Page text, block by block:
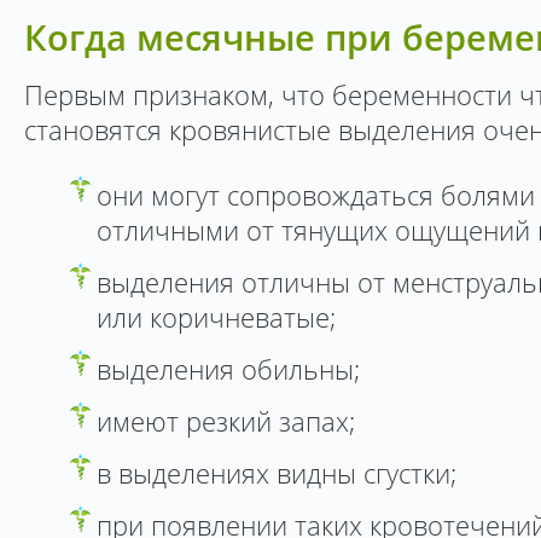
Когда месячные при
Первым признаком, что беременности
становятся кровянистые выделения
они могут сопровождаться
отличными от тянущих ощущений
выделения отличны от
или коричневатые;
выделения обильны;
имеют резкий запах;
в выделениях видны сгустки;
при появлении таких